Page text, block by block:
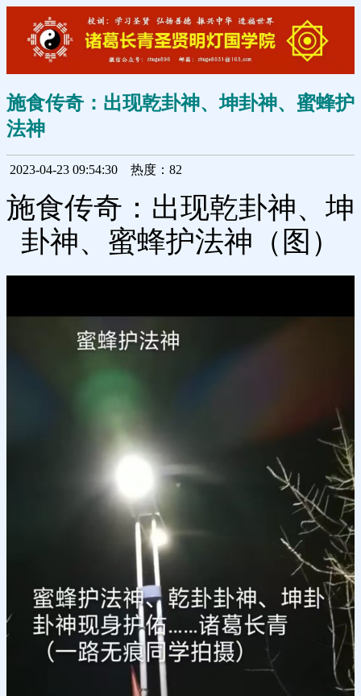
施食传奇：出现乾卦神、坤卦神、蜜蜂护
法神
2023-04-23 09:54:30 热度：82
施食传奇：出现乾卦神、坤
卦神、蜜蜂护法神（图）